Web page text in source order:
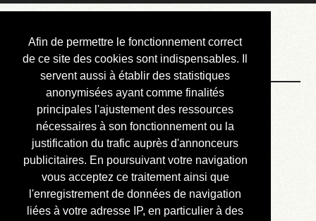
Afin de permettre le fonctionnement correct
de ce site des cookies sont indispensables. Il
servent aussi à établir des statistiques
anonymisées ayant comme finalités
principales l'ajustement des ressources
nécessaires à son fonctionnement ou la
justification du trafic auprès d'annonceurs
publicitaires. En poursuivant votre navigation
vous acceptez ce traitement ainsi que
l'enregistrement de données de navigation
liées à votre adresse IP, en particulier à des
Courbis, « LE »
Blog Officiel
Bienvenue
Réalisations
Divers (et d’été)
Annonces
Liens externes